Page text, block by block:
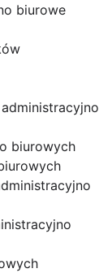
biurowe
biurowych